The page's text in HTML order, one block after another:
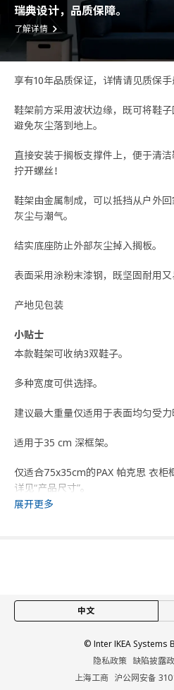
瑞典设计，品质保障。
了解详情
享有10年品质保证，详情请见质保手
鞋架前方采用波状边缘，既可将鞋
避免灰尘落到地上。
直接安装于搁板支撑件上，便于清
拧开螺丝！
鞋架由金属制成，可以抵挡从户外
灰尘与潮气。
结实底座防止外部灰尘掉入搁板。
表面采用涂粉末漆钢，既坚固耐用又
产地见包装
小贴士
本款鞋架可收纳3双鞋子。
多种宽度可供选择。
建议最大重量仅适用于表面均匀受力
适用于35 cm 深框架。
仅适合75x35cm的PAX 帕克思 衣柜
详见“产品尺寸”。
商品尺寸
宽度
75
4.2
展开更多
中文
© Inter IKEA Systems
隐私政策 缺陷披露
上海工商 沪公网安备